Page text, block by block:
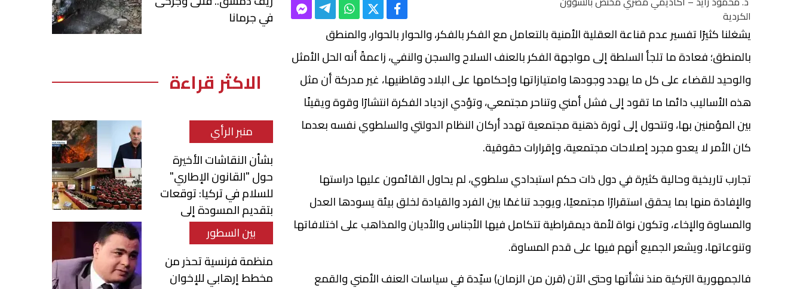
الكردية
يشغلنا كثيرًا تفسير عدم قناعة العقلية الأمنية بالتعامل مع الفكر بالفكر، والحوار بالحوار، والمنطق
بالمنطق؛ فعادة ما تلجأ السلطة إلى مواجهة الفكر بالعنف السلاح والسجن والنفي، زاعمةً أنه الحل الأمثل
والوحيد للقضاء على كل ما يهدد وجودها وامتيازاتها وإحكامها على البلاد وقاطنيها، غير مدركة أن مثل
هذه الأساليب دائما ما تقود إلى فشل أمني وتناحر مجتمعي، وتؤدي ازدياد الفكرة انتشارًا وقوة ويقينًا
بين المؤمنين بها، وتتحول إلى ثورة ذهنية مجتمعية تهدد أركان النظام الدولتي والسلطوي نفسه بعدما
كان الأمر لا يعدو مجرد إصلاحات مجتمعية، وإقرارات حقوقية.
تجارب تاريخية وحالية كثيرة في دول ذات حكم استبدادي سلطوي، لم يحاول القائمون عليها دراستها
والإفادة منها بما يحقق استقرارًا مجتمعيًا، ويوجد تناغمًا بين الفرد والقيادة لخلق بيئة يسودها العدل
والمساوة والإخاء، وتكون نواة لأمة ديمقراطية تتكامل فيها الأجناس والأديان والمذاهب على اختلافاتها
وتنوعاتها، ويشعر الجميع أنهم فيها على قدم المساوة.
فالجمهورية التركية منذ نشأتها وحتى الآن (قرن من الزمان) سيّدة في سياسات العنف الأمني والقمع
في جرمانا
الاكثر قراءة
منبر الرأي
بشأن النقاشات الأخيرة
حول "القانون الإطاري"
للسلام في تركيا: توقعات
بتقديم المسودة إلى
البرلمانبين السطور
منظمة فرنسية تحذر من
مخطط إرهابي للإخوان